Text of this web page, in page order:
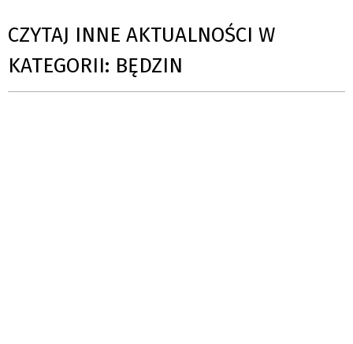
CZYTAJ INNE AKTUALNOŚCI W
KATEGORII: BĘDZIN